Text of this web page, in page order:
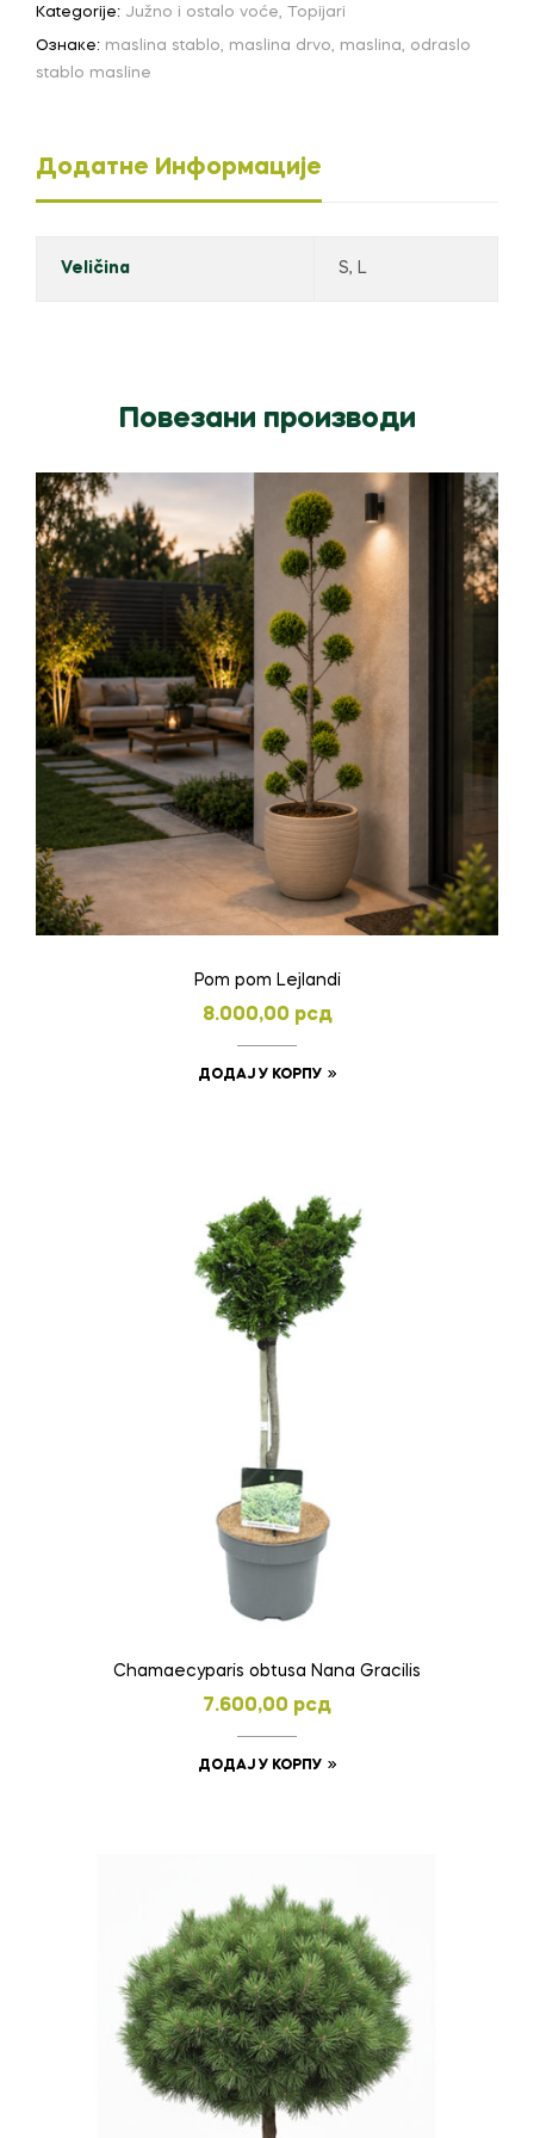
Kategorije: Južno i ostalo voće, Topijari
Ознаке: maslina stablo, maslina drvo, maslina, odraslo
stablo masline
Додатне Информације
Veličina S, L
Повезани производи
Pom pom Lejlandi
8.000,00 рсд
ДОДАЈ У КОРПУ
Chamaecyparis obtusa Nana Gracilis
7.600,00 рсд
ДОДАЈ У КОРПУ